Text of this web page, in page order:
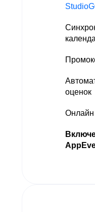
оценок
Онлайн